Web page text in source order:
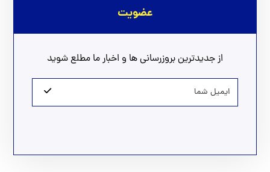
عضویت
از جدیدترین بروزرسانی ها و اخبار ما مطلع شوید